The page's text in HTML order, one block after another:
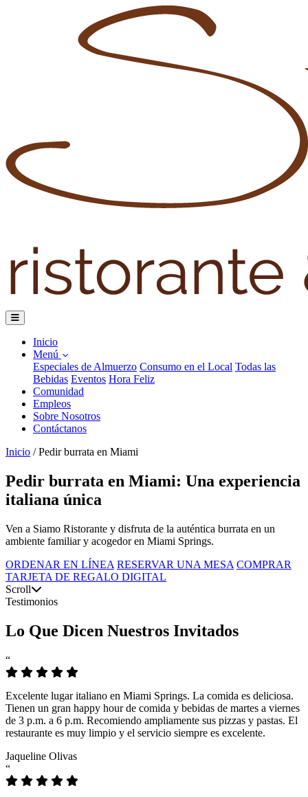
Inicio
Menú
Especiales de Almuerzo Consumo en el Local Todas las
Bebidas Eventos Hora Feliz
Comunidad
Empleos
Sobre Nosotros
Contáctanos
Inicio / Pedir burrata en Miami
Pedir burrata en Miami: Una experiencia
italiana única
Ven a Siamo Ristorante y disfruta de la auténtica burrata en un
ambiente familiar y acogedor en Miami Springs.
ORDENAR EN LÍNEA RESERVAR UNA MESA COMPRAR
TARJETA DE REGALO DIGITAL
Scroll
Testimonios
Lo Que Dicen Nuestros Invitados
“
Excelente lugar italiano en Miami Springs. La comida es deliciosa.
Tienen un gran happy hour de comida y bebidas de martes a viernes
de 3 p.m. a 6 p.m. Recomiendo ampliamente sus pizzas y pastas. El
restaurante es muy limpio y el servicio siempre es excelente.
Jaqueline Olivas
“